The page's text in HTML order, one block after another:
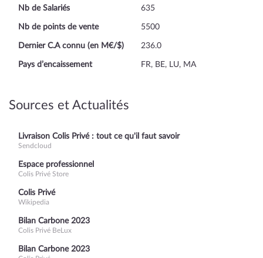
Nb de Salariés 635
Nb de points de vente 5500
Dernier C.A connu (en M€/$) 236.0
Pays d’encaissement FR, BE, LU, MA
Sources et Actualités
Livraison Colis Privé : tout ce qu'il faut savoir
Sendcloud
Espace professionnel
Colis Privé Store
Colis Privé
Wikipedia
Bilan Carbone 2023
Colis Privé BeLux
Bilan Carbone 2023